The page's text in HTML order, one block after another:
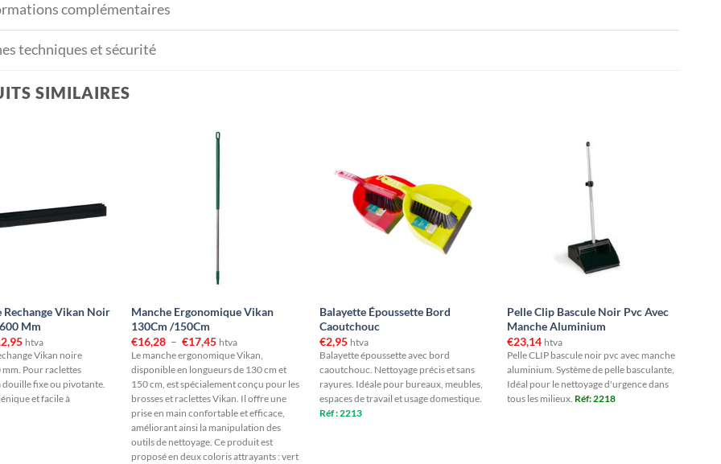
complémentaires
techniques et sécurité
SIMILAIRES
Rechange Vikan Noir
Mm
Plage
de
prix :
€9,30
à
€12,95
htva
Vikan noire
Pour raclettes
douille fixe ou pivotante.
et facile à
Manche Ergonomique Vikan
130Cm /150Cm
€16,28 – €17,45Plage
de
prix :
€16,28
à
€17,45
htva
Le manche ergonomique Vikan,
disponible en longueurs de 130 cm et
150 cm, est spécialement conçu pour les
brosses et raclettes Vikan. Il offre une
prise en main confortable et efficace,
améliorant ainsi la manipulation des
outils de nettoyage. Ce produit est
proposé en deux coloris attrayants : vert
Balayette Époussette Bord
Caoutchouc
€2,95 htva
Balayette époussette avec bord
caoutchouc. Nettoyage précis et sans
rayures. Idéale pour bureaux, meubles,
espaces de travail et usage domestique.
Réf : 2213
Pelle Clip Bascule Noir Pvc Avec
Manche Aluminium
€23,14 htva
Pelle CLIP bascule noir pvc avec manche
aluminium. Système de pelle basculante,
Idéal pour le nettoyage d'urgence dans
tous les milieux. Réf: 2218